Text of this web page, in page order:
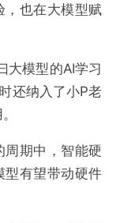
，也在大模型赋
大模型的AI学习
还纳入了小P老
周期中，智能硬
型有望带动硬件